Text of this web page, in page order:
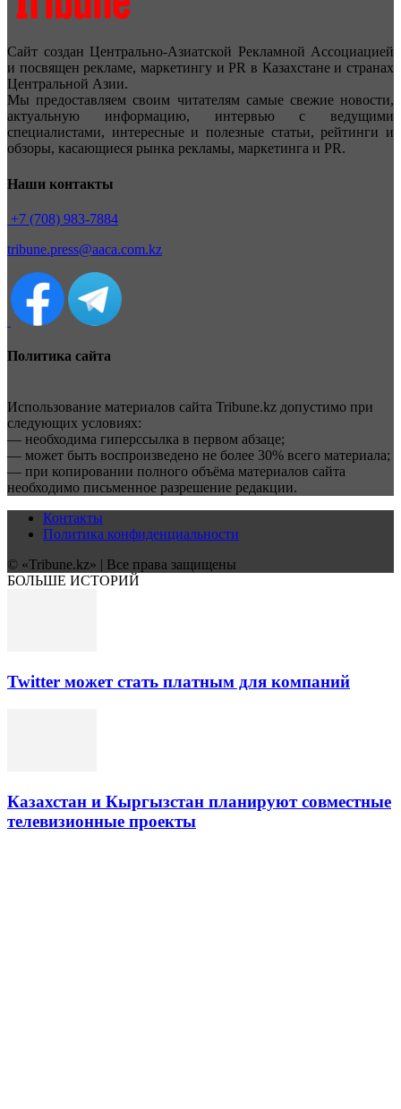
Сайт создан Центрально-Азиатской Рекламной Ассоциацией
и посвящен рекламе, маркетингу и PR в Казахстане и странах
Центральной Азии.
Мы предоставляем своим читателям самые свежие новости,
актуальную информацию, интервью с ведущими
специалистами, интересные и полезные статьи, рейтинги и
обзоры, касающиеся рынка рекламы, маркетинга и PR.
Наши контакты
+7 (708) 983-7884
tribune.press@aaca.com.kz
Политика сайта
Использование материалов сайта Tribune.kz допустимо при
следующих условиях:
— необходима гиперссылка в первом абзаце;
— может быть воспроизведено не более 30% всего материала;
— при копировании полного объёма материалов сайта
необходимо письменное разрешение редакции.
Контакты
Политика конфиденциальности
© «Tribune.kz» | Все права защищены
БОЛЬШЕ ИСТОРИЙ
Twitter может стать платным для компаний
Казахстан и Кыргызстан планируют совместные
телевизионные проекты